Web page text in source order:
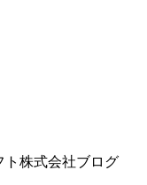
ト株式会社ブログ